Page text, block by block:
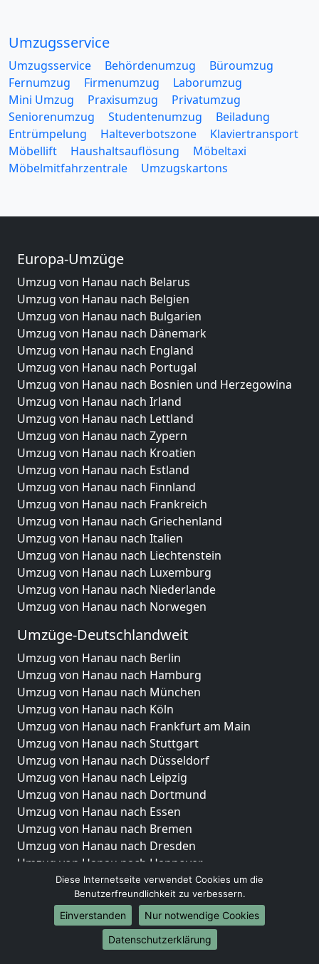
Umzugsservice
Umzugsservice Behördenumzug
Büroumzug
Fernumzug
Firmenumzug
Laborumzug
Mini Umzug
Praxisumzug
Privatumzug
Seniorenumzug
Studentenumzug
Beiladung
Entrümpelung
Halteverbotszone
Klaviertransport
Möbellift
Haushaltsauflösung
Möbeltaxi
Möbelmitfahrzentrale
Umzugskartons
Europa-Umzüge
Umzug von Hanau nach Belarus
Umzug von Hanau nach Belgien
Umzug von Hanau nach Bulgarien
Umzug von Hanau nach Dänemark
Umzug von Hanau nach England
Umzug von Hanau nach Portugal
Umzug von Hanau nach Bosnien und Herzegowina
Umzug von Hanau nach Irland
Umzug von Hanau nach Lettland
Umzug von Hanau nach Zypern
Umzug von Hanau nach Kroatien
Umzug von Hanau nach Estland
Umzug von Hanau nach Finnland
Umzug von Hanau nach Frankreich
Umzug von Hanau nach Griechenland
Umzug von Hanau nach Italien
Umzug von Hanau nach Liechtenstein
Umzug von Hanau nach Luxemburg
Umzug von Hanau nach Niederlande
Umzug von Hanau nach Norwegen
Umzüge-Deutschlandweit
Umzug von Hanau nach Berlin
Umzug von Hanau nach Hamburg
Umzug von Hanau nach München
Umzug von Hanau nach Köln
Umzug von Hanau nach Frankfurt am Main
Umzug von Hanau nach Stuttgart
Umzug von Hanau nach Düsseldorf
Umzug von Hanau nach Leipzig
Umzug von Hanau nach Dortmund
Umzug von Hanau nach Essen
Umzug von Hanau nach Bremen
Umzug von Hanau nach Dresden
Umzug von Hanau nach Hannover
Umzug von Hanau nach Nürnberg
Umzug von Hanau nach Duisburg
Umzug von Hanau nach Bochum
Umzug von Hanau nach Wuppertal
Umzug von Hanau nach Bielefeld
Diese Internetseite verwendet Cookies um die
Benutzerfreundlichkeit zu verbessern.
Einverstanden
Nur notwendige Cookies
Datenschutzerklärung